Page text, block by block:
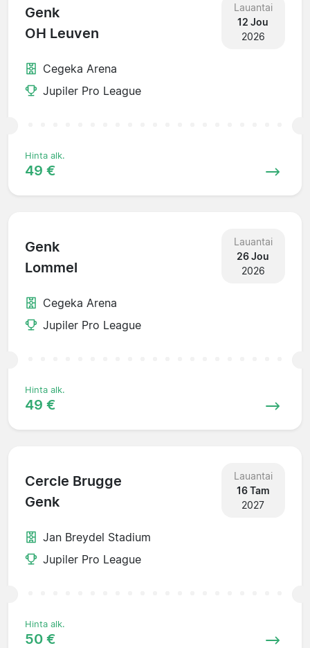
Genk
OH Leuven
Lauantai
12 Jou
2026
Cegeka Arena
Jupiler Pro League
Hinta alk.
49 €
Genk
Lommel
Lauantai
26 Jou
2026
Cegeka Arena
Jupiler Pro League
Hinta alk.
49 €
Cercle Brugge
Genk
Lauantai
16 Tam
2027
Jan Breydel Stadium
Jupiler Pro League
Hinta alk.
50 €